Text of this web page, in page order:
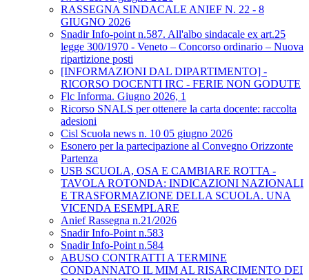
RASSEGNA SINDACALE ANIEF N. 22 - 8
GIUGNO 2026
Snadir Info-point n.587. All'albo sindacale ex art.25
legge 300/1970 - Veneto – Concorso ordinario – Nuova
ripartizione posti
[INFORMAZIONI DAL DIPARTIMENTO] -
RICORSO DOCENTI IRC - FERIE NON GODUTE
Flc Informa. Giugno 2026, 1
Ricorso SNALS per ottenere la carta docente: raccolta
adesioni
Cisl Scuola news n. 10 05 giugno 2026
Esonero per la partecipazione al Convegno Orizzonte
Partenza
USB SCUOLA, OSA E CAMBIARE ROTTA -
TAVOLA ROTONDA: INDICAZIONI NAZIONALI
E TRASFORMAZIONE DELLA SCUOLA. UNA
VICENDA ESEMPLARE
Anief Rassegna n.21/2026
Snadir Info-Point n.583
Snadir Info-Point n.584
ABUSO CONTRATTI A TERMINE
CONDANNATO IL MIM AL RISARCIMENTO DEI